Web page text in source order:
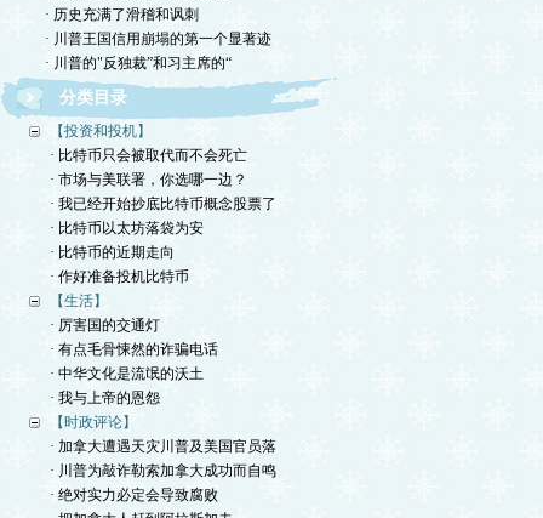
· 历史充满了滑稽和讽刺
· 川普王国信用崩塌的第一个显著迹
· 川普的"反独裁”和习主席的“
分类目录
【投资和投机】
· 比特币只会被取代而不会死亡
· 市场与美联署，你选哪一边？
· 我已经开始抄底比特币概念股票了
· 比特币以太坊落袋为安
· 比特币的近期走向
· 作好准备投机比特币
【生活】
· 厉害国的交通灯
· 有点毛骨悚然的诈骗电话
· 中华文化是流氓的沃土
· 我与上帝的恩怨
【时政评论】
· 加拿大遭遇天灾川普及美国官员落
· 川普为敲诈勒索加拿大成功而自鸣
· 绝对实力必定会导致腐败